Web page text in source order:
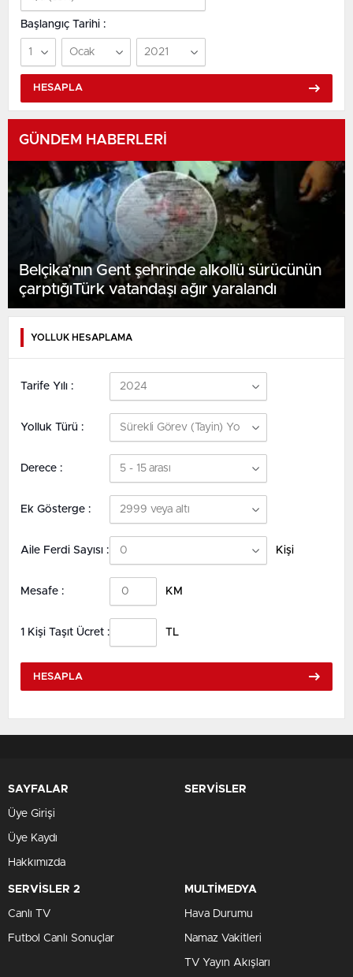
Başlangıç Tarihi :
HESAPLA
GÜNDEM HABERLERİ
Belçika’nın Gent şehrinde alkollü sürücünün
çarptığıTürk vatandaşı ağır yaralandı
YOLLUK HESAPLAMA
Tarife Yılı :
Yolluk Türü :
Derece :
Ek Gösterge :
Aile Ferdi Sayısı : Kişi
Mesafe : KM
1 Kişi Taşıt Ücret : TL
HESAPLA
SAYFALAR
Üye Girişi
Üye Kaydı
Hakkımızda
SERVİSLER
SERVİSLER 2
Canlı TV
Futbol Canlı Sonuçlar
MULTİMEDYA
Hava Durumu
Namaz Vakitleri
TV Yayın Akışları